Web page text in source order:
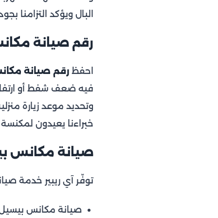
البال ويؤكد
رقم صيانة مكانس
احفظ رقم صيانة
فيه ضعف شفط أو
وتحديد موعد زيارة
خبراءنا يعيدون
صيانة مكانس
توفّر آي ريبير خدمة
صيانة مكانس